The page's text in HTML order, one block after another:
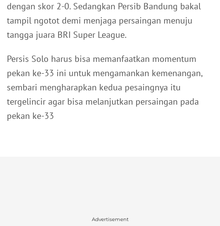
dengan skor 2-0. Sedangkan Persib Bandung bakal
tampil ngotot demi menjaga persaingan menuju
tangga juara BRI Super League.
Persis Solo harus bisa memanfaatkan momentum
pekan ke-33 ini untuk mengamankan kemenangan,
sembari mengharapkan kedua pesaingnya itu
tergelincir agar bisa melanjutkan persaingan pada
pekan ke-33
Advertisement